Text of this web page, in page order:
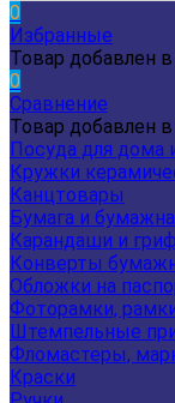
0
Избранные
Товар добавлен
0
Сравнение
Товар добавлен
Посуда для дома
Кружки
Канцтовары
Бумага и
Карандаши и
Конверты
Обложки на
Фоторамки,
Штемпельные
Фломастеры,
Краски